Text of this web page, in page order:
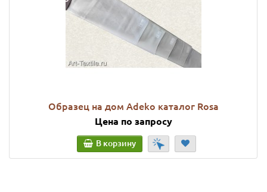
Образец на дом Adeko каталог Rosa
Цена по запросу
В корзину